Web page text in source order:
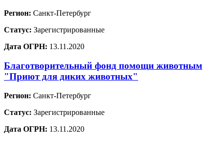
Регион: Санкт-Петербург
Статус: Зарегистрированные
Дата ОГРН: 13.11.2020
Благотворительный фонд помощи животным
"Приют для диких животных"
Регион: Санкт-Петербург
Статус: Зарегистрированные
Дата ОГРН: 13.11.2020